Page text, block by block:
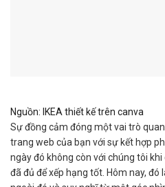
Nguồn: IKEA thiết kế trên canva
Sự đồng cảm đóng một vai trò
trang web của bạn với sự kết hợp
ngày đó không còn với chúng tôi
đã đủ để xếp hạng tốt. Hôm nay, đó